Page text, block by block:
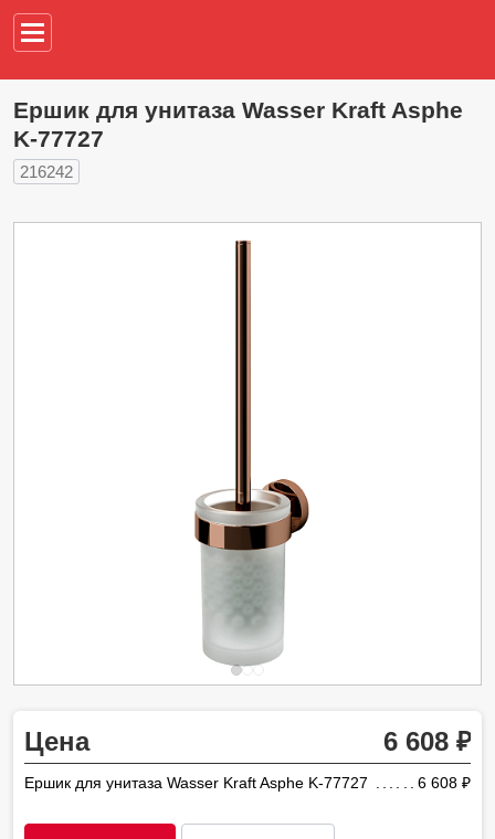
Ершик для унитаза Wasser Kraft Asphe
K-77727
216242
Цена 6 608
Ершик для унитаза Wasser Kraft Asphe K-77727 6 608